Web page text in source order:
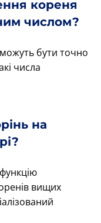
кореня
числом?
можуть бути точно
числа
на
вищих